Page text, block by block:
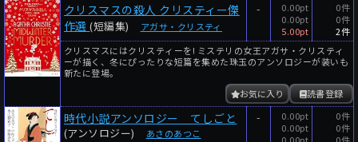
クリスマスの殺人 クリスティー傑
作選 (短編集) アガサ・クリスティ
-
0.00pt
0.00pt
5.00pt
0件
0件
2件
クリスマスにはクリスティーを! ミステリの女王アガサ・クリスティ
ーが描く、冬にぴったりな短篇を集めた珠玉のアンソロジーが装いも
新たに登場。
読書登録
お気に入り
時代小説アンソロジー てしごと
(アンソロジー) あさのあつこ
-
0.00pt
0.00pt
0件
0件